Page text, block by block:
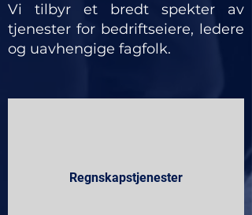
Vi tilbyr et bredt spekter av
tjenester for bedriftseiere, ledere
og uavhengige fagfolk.
Regnskapstjenester